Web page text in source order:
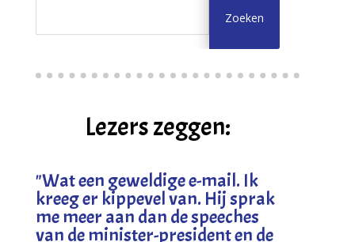
Lezers zeggen:
"Wat een geweldige e-mail. Ik
kreeg er kippevel van. Hij sprak
me meer aan dan de speeches
van de minister-president en de